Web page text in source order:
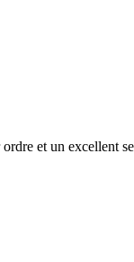
et un excellent